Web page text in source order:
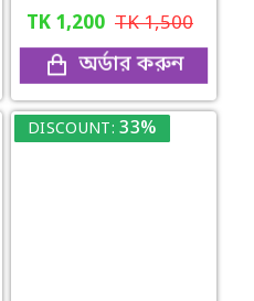
TK 1,200 TK1,500
অর্ডার করুন
DISCOUNT: 33%